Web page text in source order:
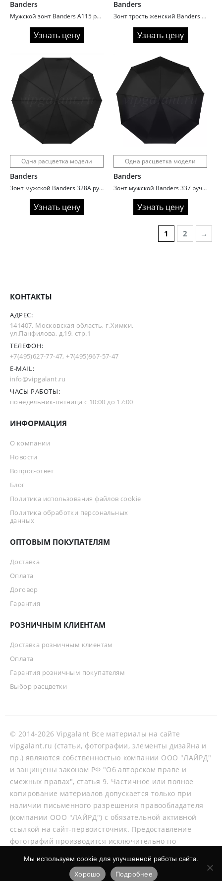
Banders
Мужской зонт Banders A115 ручка крюк
Узнать цену
Banders
Зонт трость женский Banders 941N с подсветкой
Узнать цену
Одна расцветка модели
Banders
Зонт мужской Banders 328A ручка крюк
Узнать цену
Одна расцветка модели
Banders
Зонт мужской Banders 337 ручка прямая
Узнать цену
1 2 →
КОНТАКТЫ
АДРЕС:
141407, Московская область, г.Химки,
ул.Панфилова, д.19, стр.1
ТЕЛЕФОН:
+7(495)627-77-47,+7(495)967-57-47
E-MAIL:
info@vipgalant.ru
ЧАСЫ РАБОТЫ:
понедельник-пятница с 10:00 до 17:00
ИНФОРМАЦИЯ
О компании
Новости
Вопрос-ответ
Блог
Политика использования файлов cookie
Политика обработки персональных
данных
ОПТОВЫМ ПОКУПАТЕЛЯМ
Доставка
Оплата
Договор
Гарантия
РОЗНИЧНЫМ КЛИЕНТАМ
Доставка розничным клиентам
Оплата
Гарантия розничным покупателям
Выбор расцветки
© 2014-2026 Vipgalant Все материалы на сайте
vipgalant.ru (статьи, фотографии, элементы дизайна и
пр.) являются собственностью компании ООО "ЛАЙРД"
и защищены законом РФ "Об авторском праве и
смежных правах", статья 9. Частичное или полное
копирование материалов допускается только при
наличии письменного разрешения правообладателя
(компании ООО "ЛАЙРД") с обязательной активной
ссылкой на сайт-первоисточник. Предоставление
фотографий производится исключительно по
Мы используем cookie для улучшенной работы сайта.
Хорошо
Подробнее